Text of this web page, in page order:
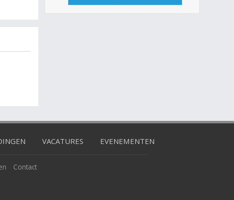
VACATURES EVENEMENTEN
Contact